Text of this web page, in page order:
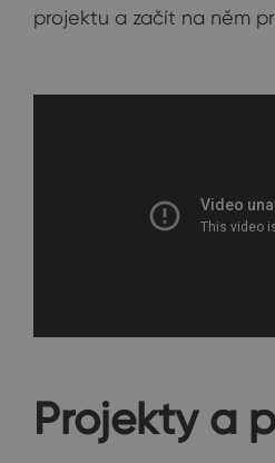
projektu a začít na něm
Projekty a